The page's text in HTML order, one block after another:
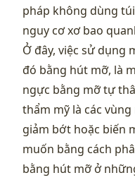
pháp không dùng
nguy cơ xơ bao
Ở đây, việc sử dụng
đó bằng hút mỡ, là
ngực bằng mỡ tự
thẩm mỹ là các
giảm bớt hoặc biến
muốn bằng cách
bằng hút mỡ ở